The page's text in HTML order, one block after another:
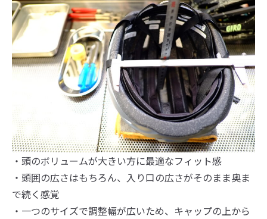
・頭のボリュームが大きい方に最適なフィット感
・頭囲の広さはもちろん、入り口の広さがそのまま奥ま
で続く感覚
・一つのサイズで調整幅が広いため、キャップの上から